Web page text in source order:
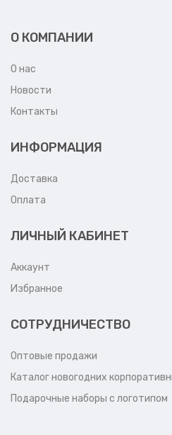
О КОМПАНИИ
О нас
Новости
Контакты
ИНФОРМАЦИЯ
Доставка
Оплата
ЛИЧНЫЙ КАБИНЕТ
Аккаунт
Избранное
СОТРУДНИЧЕСТВО
Оптовые продажи
Каталог новогодних
Подарочные наборы с логотипом